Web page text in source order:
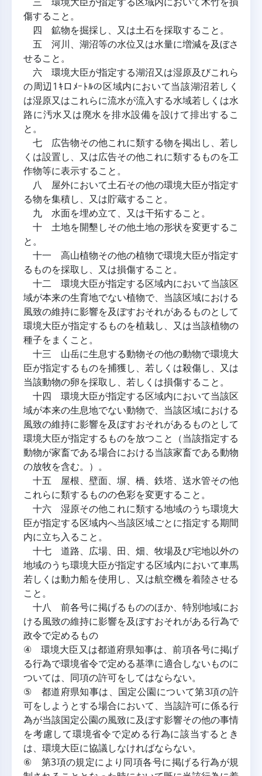
傷すること。
四 鉱物を掘採し、又は土石を採取すること。
五 河川、湖沼等の水位又は水量に増減を及ぼさ
せること。
六 環境大臣が指定する湖沼又は湿原及びこれら
の周辺1ｷロﾒｰﾄﾙの区域内において当該湖沼若しく
は湿原又はこれらに流水が流入する水域若しくは水
路に汚水又は廃水を排水設備を設けて排出するこ
と。
七 広告物その他これに類する物を掲出し、若し
くは設置し、又は広告その他これに類するものを工
作物等に表示すること。
八 屋外において土石その他の環境大臣が指定す
る物を集積し、又は貯蔵すること。
九 水面を埋め立て、又は干拓すること。
十 土地を開墾しその他土地の形状を変更するこ
と。
十一 高山植物その他の植物で環境大臣が指定す
るものを採取し、又は損傷すること。
十二 環境大臣が指定する区域内において当該区
域が本来の生育地でない植物で、当該区域における
風致の維持に影響を及ぼすおそれがあるものとして
環境大臣が指定するものを植栽し、又は当該植物の
種子をまくこと。
十三 山岳に生息する動物その他の動物で環境大
臣が指定するものを捕獲し、若しくは殺傷し、又は
当該動物の卵を採取し、若しくは損傷すること。
十四 環境大臣が指定する区域内において当該区
域が本来の生息地でない動物で、当該区域における
風致の維持に影響を及ぼすおそれがあるものとして
環境大臣が指定するものを放つこと（当該指定する
動物が家畜である場合における当該家畜である動物
の放牧を含む。）。
十五 屋根、壁面、塀、橋、鉄塔、送水管その他
これらに類するものの色彩を変更すること。
十六 湿原その他これに類する地域のうち環境大
臣が指定する区域内へ当該区域ごとに指定する期間
内に立ち入ること。
十七 道路、広場、田、畑、牧場及び宅地以外の
地域のうち環境大臣が指定する区域内において車馬
若しくは動力船を使用し、又は航空機を着陸させる
こと。
十八 前各号に掲げるもののほか、特別地域にお
ける風致の維持に影響を及ぼすおそれがある行為で
政令で定めるもの
④ 環境大臣又は都道府県知事は、前項各号に掲げ
る行為で環境省令で定める基準に適合しないものに
ついては、同項の許可をしてはならない。
⑤ 都道府県知事は、国定公園について第3項の許
可をしようとする場合において、当該許可に係る行
為が当該国定公園の風致に及ぼす影響その他の事情
を考慮して環境省令で定める行為に該当するとき
は、環境大臣に協議しなければならない。
⑥ 第3項の規定により同項各号に掲げる行為が規